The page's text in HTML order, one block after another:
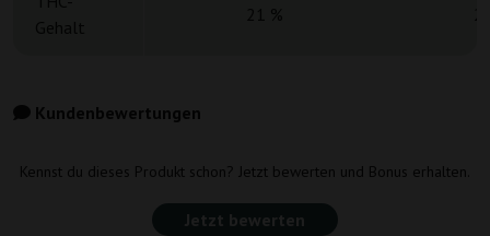
Kundenbewertungen
Kennst du dieses Produkt schon? Jetzt bewerten und Bonus erhalten.
Jetzt bewerten